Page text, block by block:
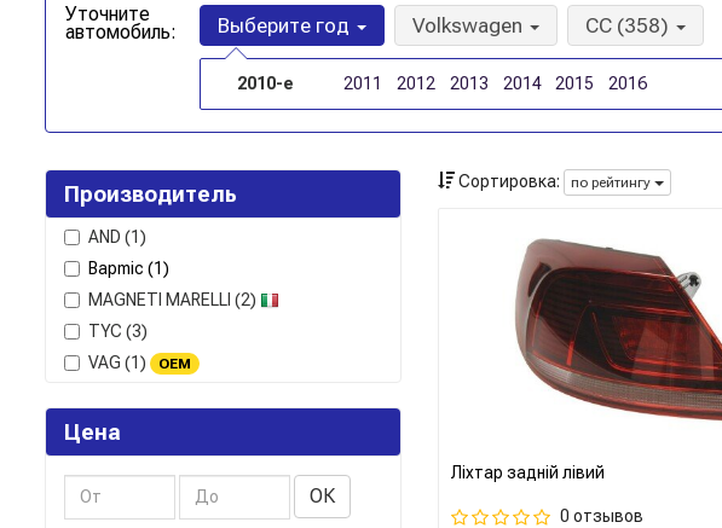
Уточните
автомобиль: Выберите год
2010-е 2011 2012 2013 2014 2015 2016
Volkswagen CC (358)
Производитель
AND (1)
Bapmic (1)
MAGNETI MARELLI (2)
TYC (3)
VAG (1) OEM
Цена
ОК
Сортировка: по рейтингу
Ліхтар задній лівий
0 отзывов